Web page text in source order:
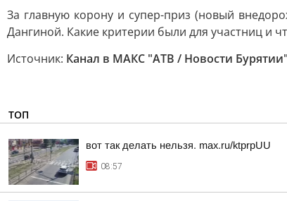
За главную корону и супер-приз (новый
Дангиной. Какие критерии были для участниц и
Источник: Канал в МАКС "АТВ / Новости Бурятии"
ТОП
вот так делать нельзя. max.ru/ktprpUU
08:57